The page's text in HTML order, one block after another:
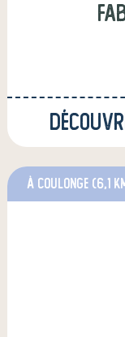
à coulonge (6,1